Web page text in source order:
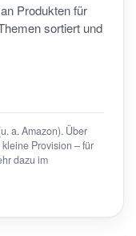
Produkten für
sortiert und
a. Amazon). Über
Provision – für
dazu im